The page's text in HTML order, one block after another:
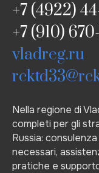
+7 (4922)
+7 (910)
vladreg.ru
Nella regione di
completi per gli
Russia:
necessari,
pratiche e